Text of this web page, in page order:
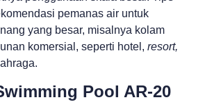
pemanas air untuk
yang besar, misalnya kolam
komersial, seperti hotel, resort,
Pool AR­‐20